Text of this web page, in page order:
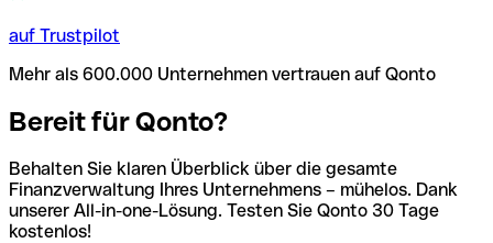
auf Trustpilot
Mehr als 600.000 Unternehmen vertrauen auf Qonto
Bereit für Qonto?
Behalten Sie klaren Überblick über die gesamte
Finanzverwaltung Ihres Unternehmens – mühelos. Dank
unserer All-in-one-Lösung. Testen Sie Qonto 30 Tage
kostenlos!